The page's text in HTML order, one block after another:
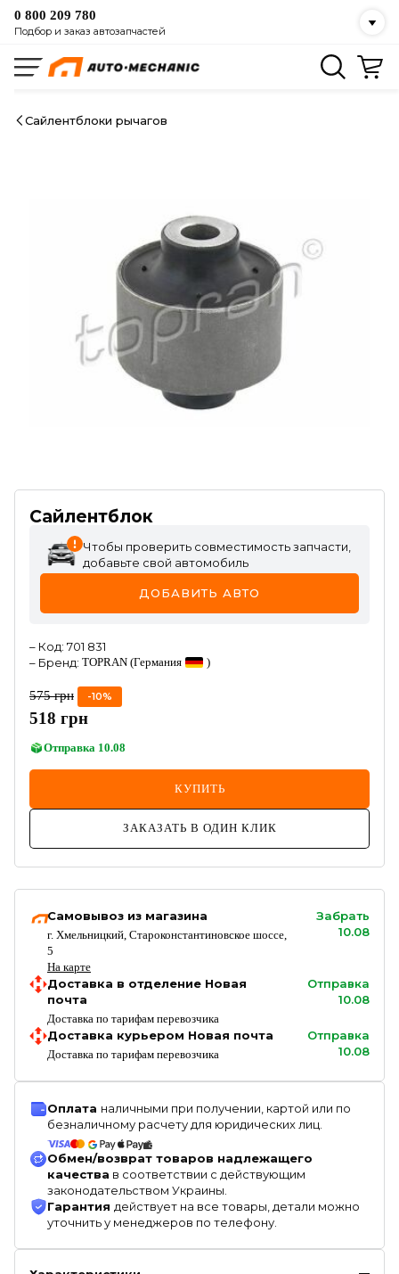
0 800 209 780
Подбор и заказ автозапчастей
Сайлентблоки рычагов
Сайлентблок
Чтобы проверить совместимость запчасти,
добавьте свой автомобиль
ДОБАВИТЬ АВТО
– Код: 701 831
– Бренд: TOPRAN (Германия )
575 грн -10%
518 грн
Отправка 10.08
КУПИТЬ
ЗАКАЗАТЬ В ОДИН КЛИК
Самовывоз из магазина
г. Хмельницкий, Староконстантиновское шоссе,
5
На карте
Забрать
10.08
Доставка в отделение Новая
почта
Доставка по тарифам перевозчика
Отправка
10.08
Доставка курьером Новая почта
Доставка по тарифам перевозчика
Отправка
10.08
Оплата наличными при получении, картой или по
безналичному расчету для юридических лиц.
Обмен/возврат товаров надлежащего
качества в соответствии с действующим
законодательством Украины.
Гарантия действует на все товары, детали можно
уточнить у менеджеров по телефону.